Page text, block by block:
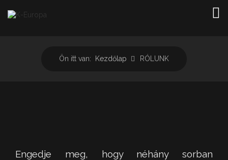
Ön itt van: Kezdőlap RÓLUNK
Engedje meg, hogy néhány sorban